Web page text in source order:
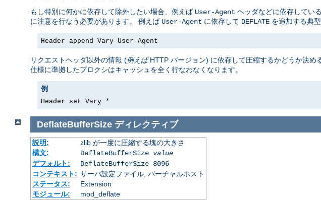
もし特別に何かに依存して除外したい場合、例えば User-Agent ヘッダなどに依存してい
に注意を行なう必要があります。 例えば User-Agent に依存して DEFLATE を追加する典
Header append Vary User-Agent
リクエストヘッダ以外の情報 (例えばHTTP バージョン) に依存して圧縮するかどうか決め
仕様に準拠したプロクシはキャッシュを全く行なわなくなります。
例
Header set Vary *
DeflateBufferSize ディレクティブ
説明:
zlib が一度に圧縮する塊の大きさ
構文:
DeflateBufferSize value
デフォルト:
DeflateBufferSize 8096
コンテキスト: サーバ設定ファイル, バーチャルホスト
ステータス:
Extension
モジュール:
mod_deflate